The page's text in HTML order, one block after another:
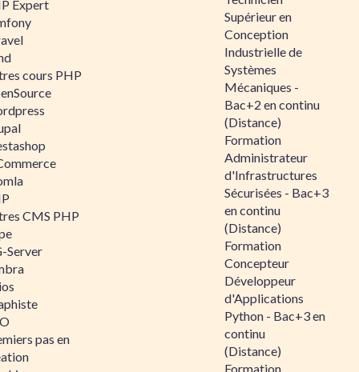
Expert
cours PHP
CMS PHP
Server
pas en
Supérieur en
Conception
Industrielle de
Systèmes
Mécaniques -
Bac+2 en continu
(Distance)
Formation
Administrateur
d'Infrastructures
Sécurisées - Bac+3
en continu
(Distance)
Formation
Concepteur
Développeur
d'Applications
Python - Bac+3 en
continu
(Distance)
Formation